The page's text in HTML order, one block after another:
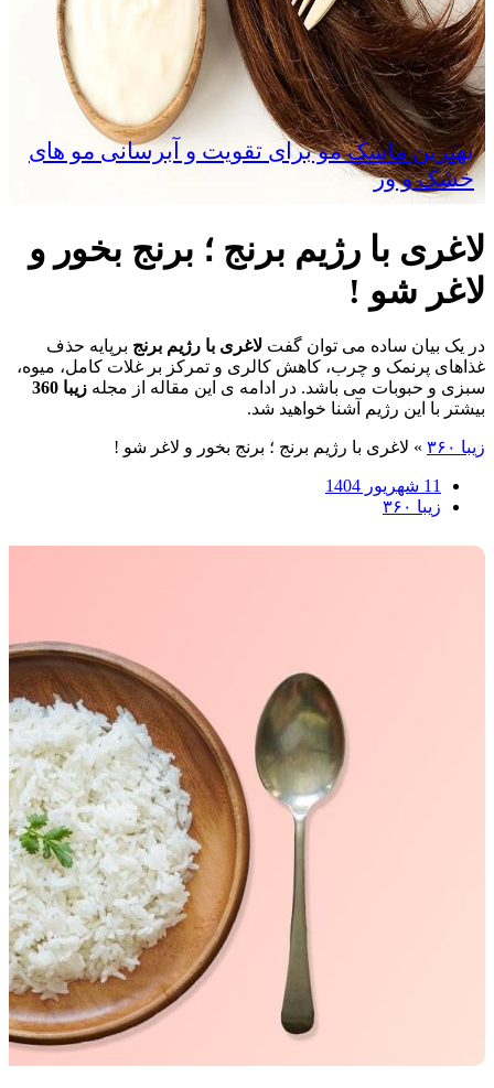
بهترین ماسک مو برای تقویت و آبرسانی مو های
خشک و وز
لاغری با رژیم برنج ؛ برنج بخور و
لاغر شو !
در یک بیان ساده می توان گفت لاغری با رژیم برنج برپایه حذف
غذاهای پرنمک و چرب، کاهش کالری و تمرکز بر غلات کامل، میوه،
سبزی و حبوبات می باشد. در ادامه ی این مقاله از مجله زیبا 360
بیشتر با این رژیم آشنا خواهید شد.
زیبا ۳۶۰ » لاغری با رژیم برنج ؛ برنج بخور و لاغر شو !
11 شهریور 1404
زیبا ۳۶۰